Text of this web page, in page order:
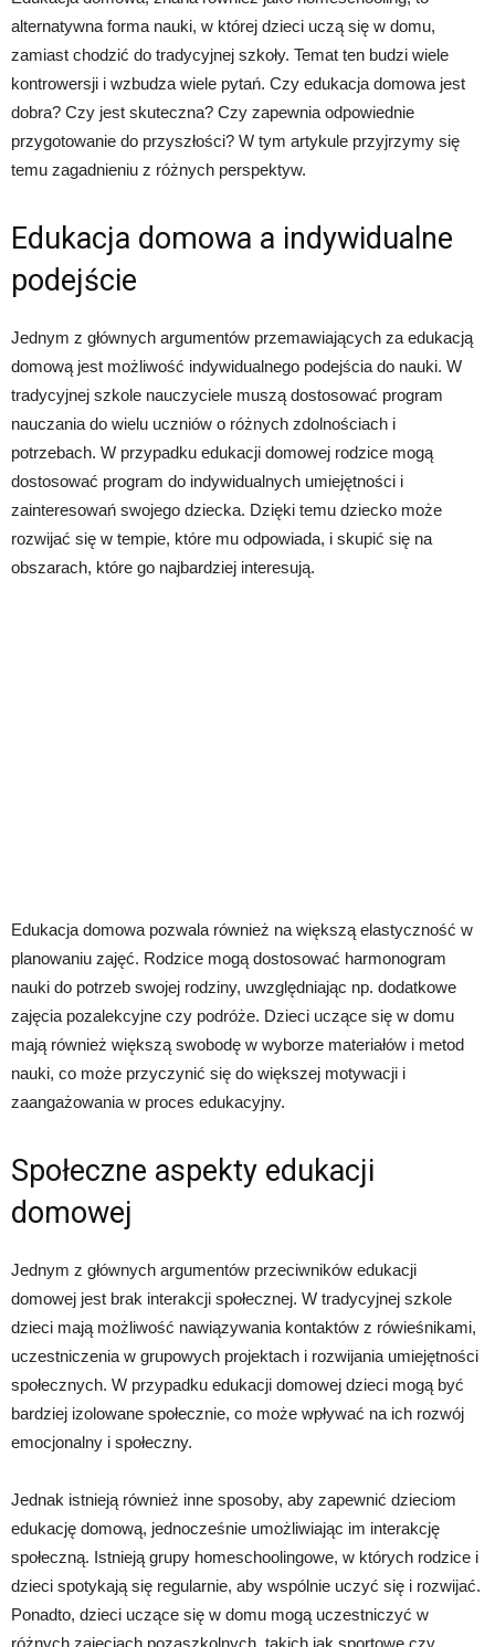
alternatywna forma nauki, w której dzieci uczą się w domu,
zamiast chodzić do tradycyjnej szkoły. Temat ten budzi wiele
kontrowersji i wzbudza wiele pytań. Czy edukacja domowa jest
dobra? Czy jest skuteczna? Czy zapewnia odpowiednie
przygotowanie do przyszłości? W tym artykule przyjrzymy się
temu zagadnieniu z różnych perspektyw.
Edukacja domowa a indywidualne
podejście
Jednym z głównych argumentów przemawiających za edukacją
domową jest możliwość indywidualnego podejścia do nauki. W
tradycyjnej szkole nauczyciele muszą dostosować program
nauczania do wielu uczniów o różnych zdolnościach i
potrzebach. W przypadku edukacji domowej rodzice mogą
dostosować program do indywidualnych umiejętności i
zainteresowań swojego dziecka. Dzięki temu dziecko może
rozwijać się w tempie, które mu odpowiada, i skupić się na
obszarach, które go najbardziej interesują.
Edukacja domowa pozwala również na większą elastyczność w
planowaniu zajęć. Rodzice mogą dostosować harmonogram
nauki do potrzeb swojej rodziny, uwzględniając np. dodatkowe
zajęcia pozalekcyjne czy podróże. Dzieci uczące się w domu
mają również większą swobodę w wyborze materiałów i metod
nauki, co może przyczynić się do większej motywacji i
zaangażowania w proces edukacyjny.
Społeczne aspekty edukacji
domowej
Jednym z głównych argumentów przeciwników edukacji
domowej jest brak interakcji społecznej. W tradycyjnej szkole
dzieci mają możliwość nawiązywania kontaktów z rówieśnikami,
uczestniczenia w grupowych projektach i rozwijania umiejętności
społecznych. W przypadku edukacji domowej dzieci mogą być
bardziej izolowane społecznie, co może wpływać na ich rozwój
emocjonalny i społeczny.
Jednak istnieją również inne sposoby, aby zapewnić dzieciom
edukację domową, jednocześnie umożliwiając im interakcję
społeczną. Istnieją grupy homeschoolingowe, w których rodzice i
dzieci spotykają się regularnie, aby wspólnie uczyć się i rozwijać.
Ponadto, dzieci uczące się w domu mogą uczestniczyć w